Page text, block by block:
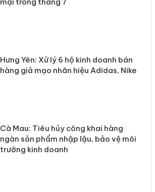
Hưng Yên: Xử lý 6 hộ kinh doanh bán
hàng giả mạo nhãn hiệu Adidas, Nike
Cà Mau: Tiêu hủy công khai hàng
ngàn sản phẩm nhập lậu, bảo vệ môi
trường kinh doanh